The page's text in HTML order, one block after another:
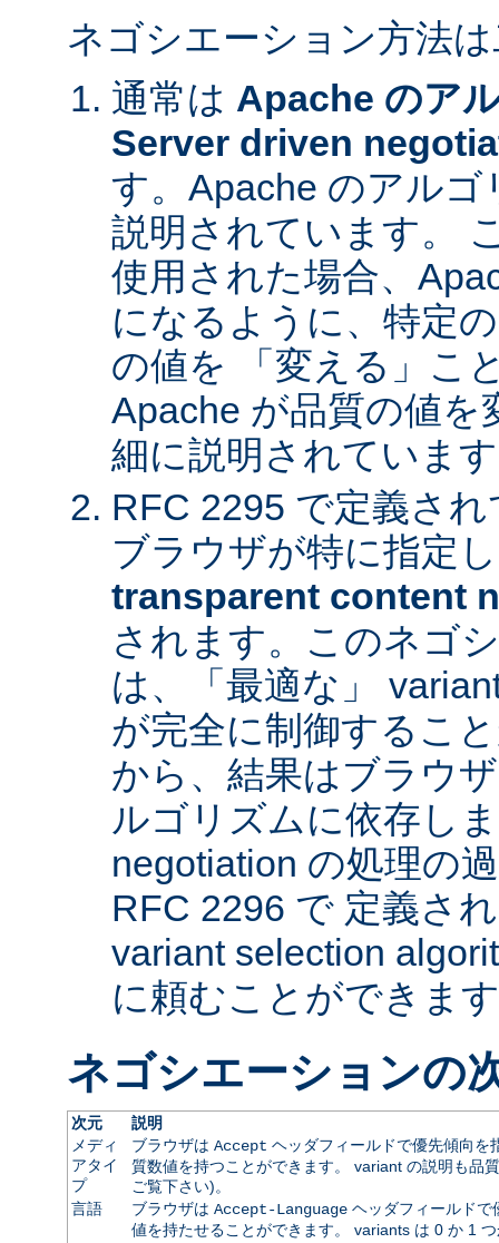
ネゴシエーション方法
通常は Apache のア
Server driven
す。Apache のアル
説明されています。
使用された場合、
になるように、特定
の値を 「変える」こ
Apache が品質の値を
細に説明されていま
RFC 2295 で定義さ
ブラウザが特に指定
transparent content
されます。このネゴ
は、「最適な」
が完全に制御するこ
から、結果はブラウ
ルゴリズムに依存し
negotiation の処理の
RFC 2296 で 定義さ
variant selection
に頼むことができま
ネゴシエーションの
次元
説明
メディ
アタイ
プ
ブラウザは Accept ヘッダフィールドで優先傾向を
質数値を持つことができます。 variant の説明も品
ご覧下さい)。
言語
ブラウザは Accept-Languageヘッダフィールドで
値を持たせることができます。 variants は 0 か 1